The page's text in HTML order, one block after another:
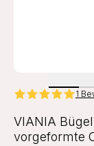
1
VIANIA
vorgeformte